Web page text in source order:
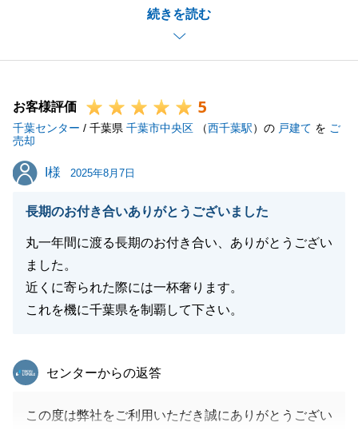
続きを読む
無事お引き渡しができうれしく思います。
また何かお手伝いできることがございましたらお気軽
宜しくお願いいたします。
お客様評価 5
千葉センター / 千葉県 千葉市中央区 （西千葉駅）の 戸建て を ご
売却
I様
I様 2025年8月7日
長期のお付き合いありがとうございました
丸一年間に渡る長期のお付き合い、ありがとうござい
ました。
近くに寄られた際には一杯奢ります。
これを機に千葉県を制覇して下さい。
東急リバブル
センターからの返答
この度は弊社をご利用いただき誠にありがとうござい